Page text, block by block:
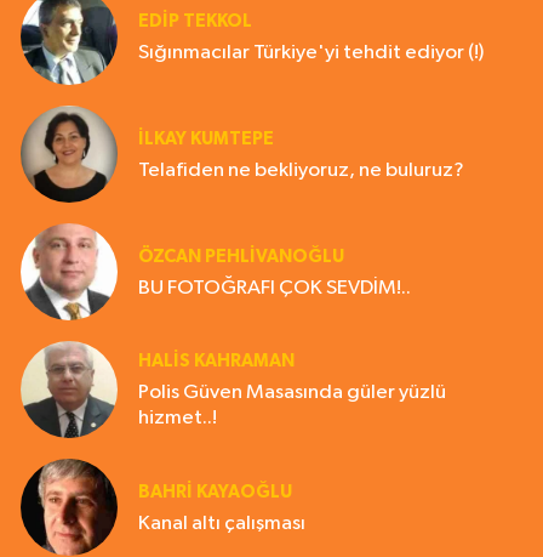
EDIP TEKKOL
Sığınmacılar Türkiye'yi tehdit ediyor (!)
İLKAY KUMTEPE
Telafiden ne bekliyoruz, ne buluruz?
ÖZCAN PEHLİVANOĞLU
BU FOTOĞRAFI ÇOK SEVDİM!..
HALIS KAHRAMAN
Polis Güven Masasında güler yüzlü
hizmet..!
BAHRI KAYAOĞLU
Kanal altı çalışması